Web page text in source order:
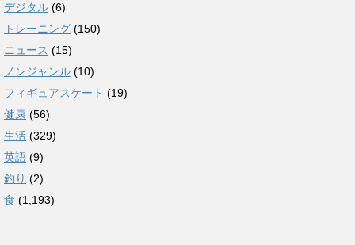
デジタル (6)
トレーニング (150)
ニュース (15)
ノンジャンル (10)
フィギュアスケート (19)
健康 (56)
生活 (329)
英語 (9)
釣り (2)
食 (1,193)